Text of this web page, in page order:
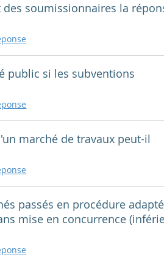
soumissionnaires la
public si les subventions
marché de travaux peut-il
passés en procédure
mise en concurrence